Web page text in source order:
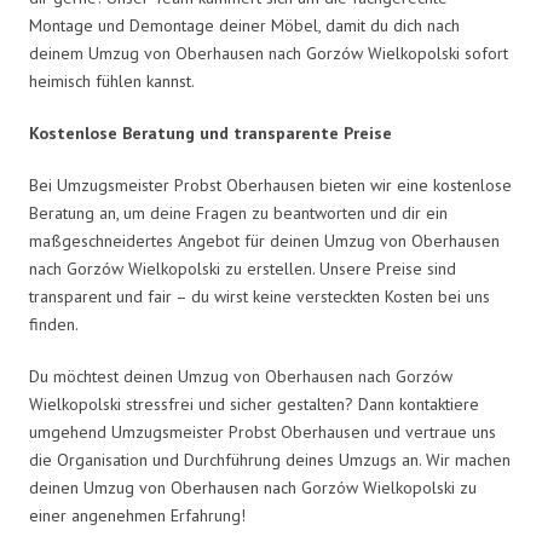
Montage und Demontage deiner Möbel, damit du dich nach
deinem Umzug von Oberhausen nach Gorzów Wielkopolski sofort
heimisch fühlen kannst.
Kostenlose Beratung und transparente Preise
Bei Umzugsmeister Probst Oberhausen bieten wir eine kostenlose
Beratung an, um deine Fragen zu beantworten und dir ein
maßgeschneidertes Angebot für deinen Umzug von Oberhausen
nach Gorzów Wielkopolski zu erstellen. Unsere Preise sind
transparent und fair – du wirst keine versteckten Kosten bei uns
finden.
Du möchtest deinen Umzug von Oberhausen nach Gorzów
Wielkopolski stressfrei und sicher gestalten? Dann kontaktiere
umgehend Umzugsmeister Probst Oberhausen und vertraue uns
die Organisation und Durchführung deines Umzugs an. Wir machen
deinen Umzug von Oberhausen nach Gorzów Wielkopolski zu
einer angenehmen Erfahrung!